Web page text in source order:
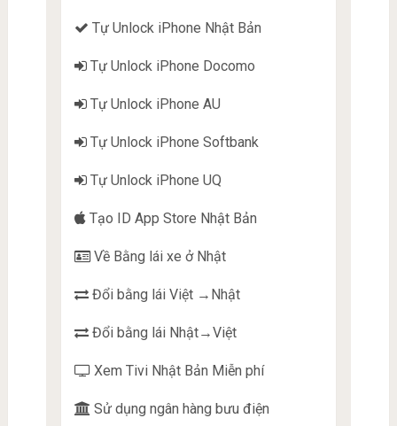
Tự Unlock iPhone Nhật Bản
Tự Unlock iPhone Docomo
Tự Unlock iPhone AU
Tự Unlock iPhone Softbank
Tự Unlock iPhone UQ
Tạo ID App Store Nhật Bản
Về Bằng lái xe ở Nhật
Đổi bằng lái Việt →Nhật
Đổi bằng lái Nhật→Việt
Xem Tivi Nhật Bản Miễn phí
Sử dụng ngân hàng bưu điện